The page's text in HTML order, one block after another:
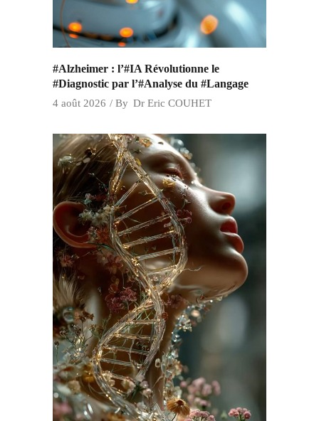
#Alzheimer : l’#IA Révolutionne le
#Diagnostic par l’#Analyse du #Langage
4 août 2026 By Dr Eric COUHET